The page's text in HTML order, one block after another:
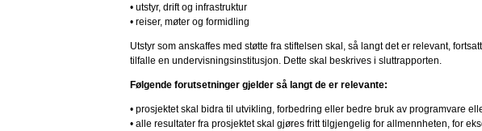
• utstyr, drift og infrastruktur
• reiser, møter og formidling
Utstyr som anskaffes med støtte fra stiftelsen skal, så langt det er relevant,
tilfalle en undervisningsinstitusjon. Dette skal beskrives i sluttrapporten.
Følgende forutsetninger gjelder så langt de er relevante:
• prosjektet skal bidra til utvikling, forbedring eller bedre bruk av programvare
• alle resultater fra prosjektet skal gjøres fritt tilgjengelig for allmennheten, for